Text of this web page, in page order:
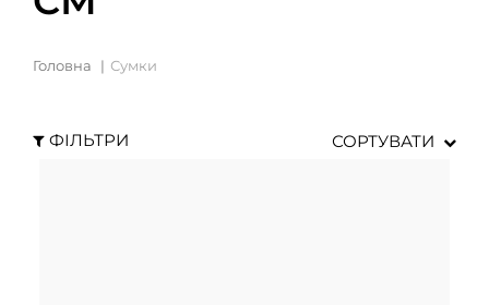
Головна Сумки
ФІЛЬТРИ СОРТУВАТИ